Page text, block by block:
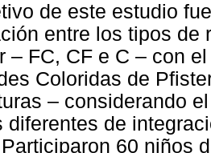
de este estudio
entre los tipos de
– FC, CF e C – con
Coloridas de
– considerando
diferentes de
60 niños